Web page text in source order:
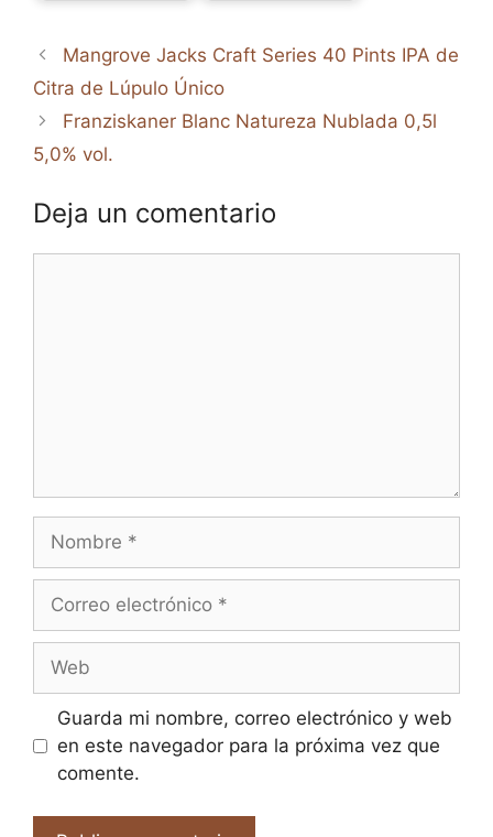
Mangrove Jacks Craft Series 40 Pints IPA de
Citra de Lúpulo Único
Franziskaner Blanc Natureza Nublada 0,5l
5,0% vol.
Deja un comentario
Nombre
Correo
Web
Guarda mi nombre, correo electrónico y web
en este navegador para la próxima vez que
comente.